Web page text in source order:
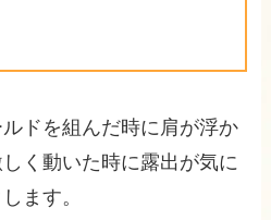
ドを組んだ時に肩が浮か
く動いた時に露出が気に
ます。